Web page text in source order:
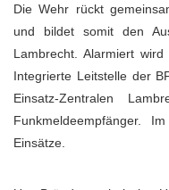
Die Wehr rückt
und bildet somit den
Lambrecht. Alarmiert
Integrierte Leitstelle der
Einsatz-Zentralen
Funkmeldeempfänger.
Einsätze.